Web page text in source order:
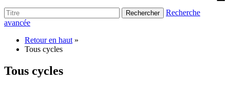
Rechercher
Recherche
avancée
Retour en haut »
Tous cycles
Tous cycles